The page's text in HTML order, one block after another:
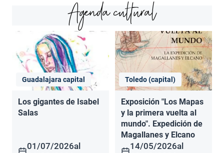
Agenda cultural
Guadalajara capital
Los gigantes de Isabel
Salas
01/07/2026al
Toledo (capital)
Exposición "Los Mapas
y la primera vuelta al
mundo". Expedición de
Magallanes y Elcano
14/05/2026al